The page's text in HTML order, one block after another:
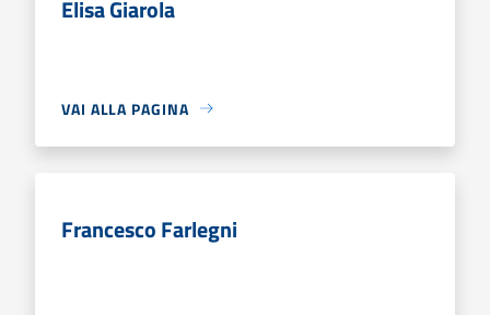
Elisa Giarola
VAI ALLA PAGINA
Francesco Farlegni